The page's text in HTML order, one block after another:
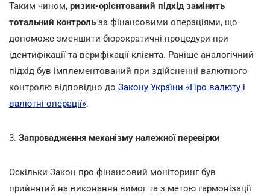
Таким чином, ризик-орієнтований підхід замінить
тотальний контроль за фінансовими операціями, що
допоможе зменшити бюрократичні процедури при
ідентифікації та верифікації клієнта. Раніше аналогічний
підхід був імплементований при здійсненні валютного
контролю відповідно до Закону України «Про валюту і
валютні операції».
3. Запровадження механізму належної перевірки
Оскільки Закон про фінансовий моніторинг був
прийнятий на виконання вимог та з метою гармонізації